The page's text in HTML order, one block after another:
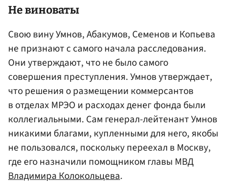
Не виноваты
Свою вину Умнов, Абакумов, Семенов и Копьева
не признают с самого начала расследования.
Они утверждают, что не было самого
совершения преступления. Умнов утверждает,
что решения о размещении коммерсантов
в отделах МРЭО и расходах денег фонда были
коллегиальными. Сам генерал-лейтенант Умнов
никакими благами, купленными для него, якобы
не пользовался, поскольку переехал в Москву,
где его назначили помощником главы МВД
Владимира Колокольцева.